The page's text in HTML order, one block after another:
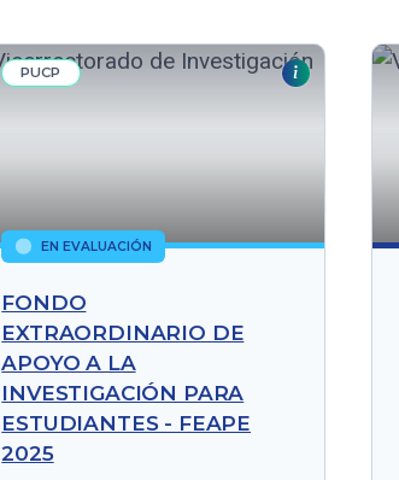
PUCP
EN EVALUACIÓN
FONDO
EXTRAORDINARIO DE
APOYO A LA
INVESTIGACIÓN PARA
ESTUDIANTES - FEAPE
2025